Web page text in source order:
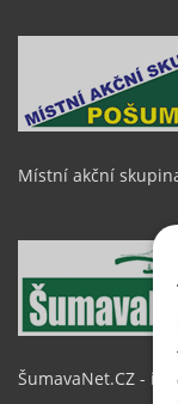
Místní akční
ŠumavaNet.CZ -